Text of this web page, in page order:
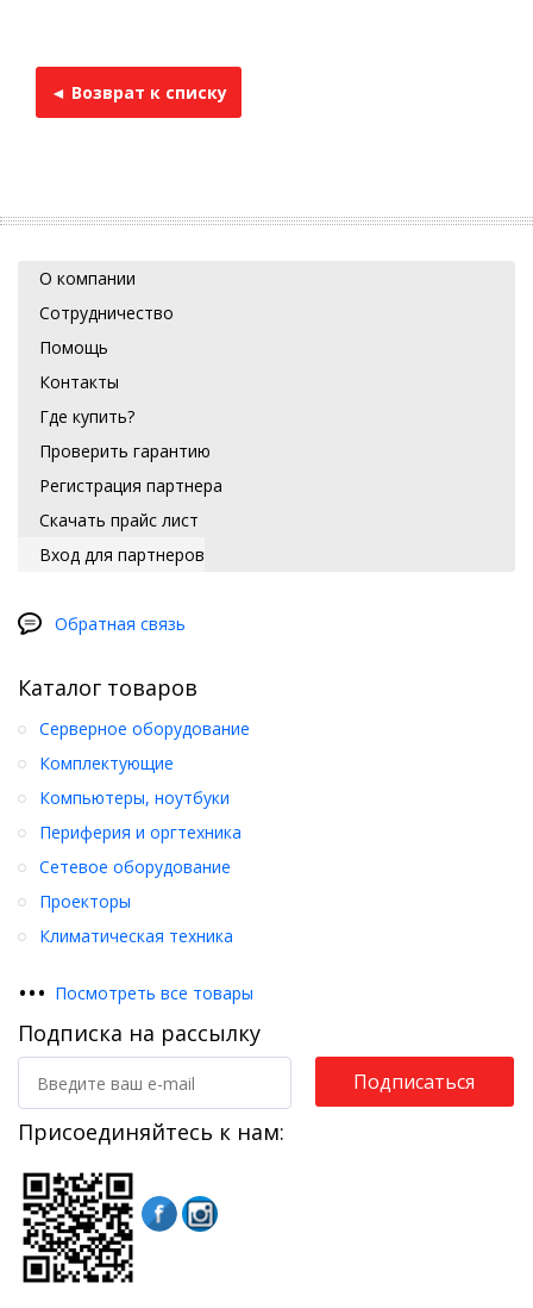
◄ Возврат к списку
О компании
Сотрудничество
Помощь
Контакты
Где купить?
Проверить гарантию
Регистрация партнера
Скачать прайс лист
Вход для партнеров
Обратная связь
Каталог товаров
Серверное оборудование
Комплектующие
Компьютеры, ноутбуки
Периферия и оргтехника
Сетевое оборудование
Проекторы
Климатическая техника
••• Посмотреть все товары
Подписка на рассылку
Подписаться
Присоединяйтесь к нам: